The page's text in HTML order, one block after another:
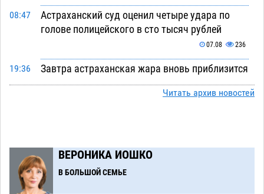
08:47
Астраханский суд оценил четыре удара по
голове полицейского в сто тысяч рублей
07.08 236
19:36
Завтра астраханская жара вновь приблизится
к 40-градусному пределу
06.08 409
18:23
В пятницу без электричества окажутся
Астрахань, Ахтубинск и 6 поселений
Читать архив новостей
ВЕРОНИКА ИОШКО
В БОЛЬШОЙ СЕМЬЕ